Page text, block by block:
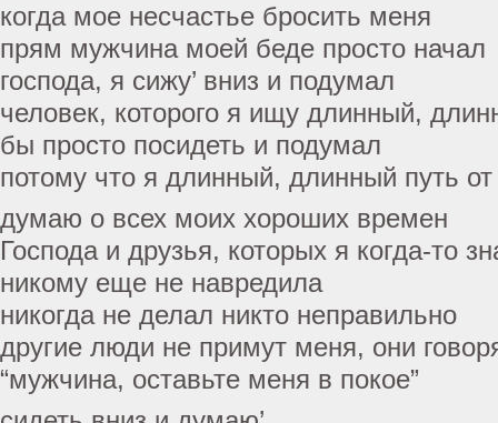
когда мое несчастье бросить меня
прям мужчина моей беде просто начал
господа, я сижу’ вниз и подумал
человек, которого я ищу длинный,
бы просто посидеть и подумал
потому что я длинный, длинный путь
думаю о всех моих хороших времен
Господа и друзья, которых я когда-то
никому еще не навредила
никогда не делал никто неправильно
другие люди не примут меня, они
“мужчина, оставьте меня в покое”